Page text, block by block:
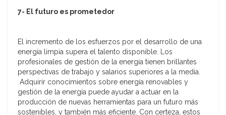
7- El futuro es prometedor
El incremento de los esfuerzos por el desarrollo de una
energía limpia supera el talento disponible. Los
profesionales de gestión de la energía tienen brillantes
perspectivas de trabajo y salarios superiores a la media.
Adquirir conocimientos sobre energía renovables y
gestión de la energía puede ayudar a actuar en la
producción de nuevas herramientas para un futuro más
sostenibles, y también más eficiente. Con certeza, estos